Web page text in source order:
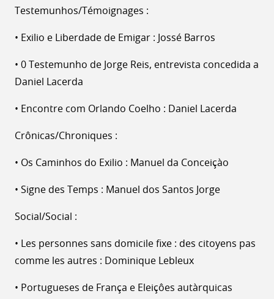
Testemunhos/Témoignages :
• Exilio e Liberdade de Emigar : Jossé Barros
• 0 Testemunho de Jorge Reis, entrevista concedida a
Daniel Lacerda
• Encontre com Orlando Coelho : Daniel Lacerda
Crônicas/Chroniques :
• Os Caminhos do Exilio : Manuel da Conceiçào
• Signe des Temps : Manuel dos Santos Jorge
Social/Social :
• Les personnes sans domicile fixe : des citoyens pas
comme les autres : Dominique Lebleux
• Portugueses de França e Eleiçôes autàrquicas